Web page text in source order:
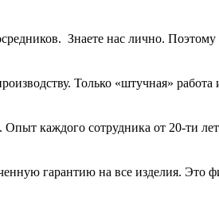
Знаете нас лично. Поэтому
Только «штучная»
Опыт каждого сотрудника от 20-ти
гарантию на все изделия. Это